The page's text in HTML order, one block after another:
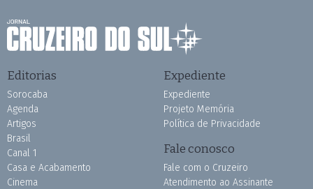
Editorias
Sorocaba
Agenda
Artigos
Brasil
Canal 1
Casa e Acabamento
Cinema
Expediente
Expediente
Projeto Memória
Política de Privacidade
Fale conosco
Fale com o Cruzeiro
Atendimento ao Assinante